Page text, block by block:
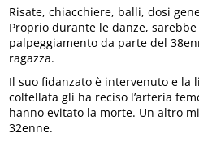
Risate, chiacchiere, balli, dosi
Proprio durante le danze,
palpeggiamento da parte del
ragazza.
Il suo fidanzato è intervenuto e la
coltellata gli ha reciso l’arteria
hanno evitato la morte. Un altro
32enne.